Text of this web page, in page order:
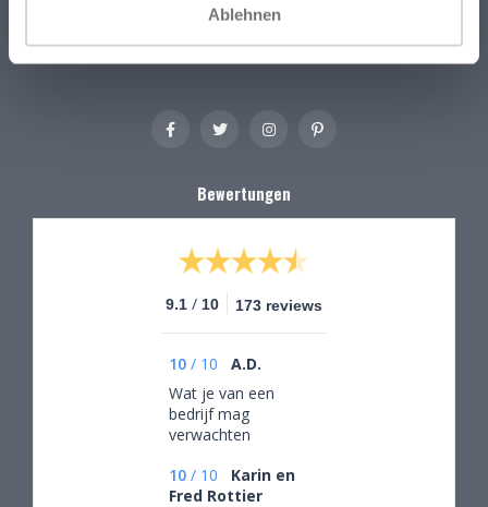
Ablehnen
kristalglas@live.nl
Bewertungen
9.1 / 10 173 reviews
10 / 10
A.D.
Wat je van een
bedrijf mag
verwachten
10 / 10
Karin en
Fred Rottier